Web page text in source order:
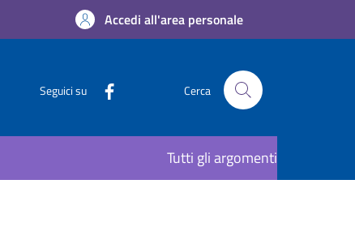
Accedi all'area personale
Seguici su Cerca
Tutti gli argomenti